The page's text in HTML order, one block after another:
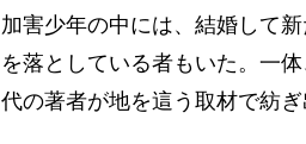
加害少年の中には、結婚して
を落としている者もいた。一
代の著者が地を這う取材で紡